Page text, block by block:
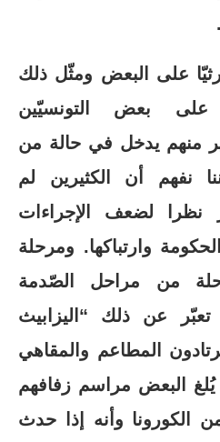
على البعض ومثّل ذلك
على بعض التونسيّين
منهم يدخل في حالة من
نفهم أن الكثيرين لم
نظرا لضعف الإجراءات
وارتباكها. ومرحلة
من مراحل الصّدمة
عن ذلك “اليزابيث
المطاعم والمقاهي
البعض مراسم زفافهم
الكورونا وأنه إذا حدث